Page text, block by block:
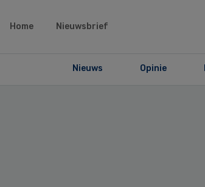
Home Nieuwsbrief
Nieuws Opinie